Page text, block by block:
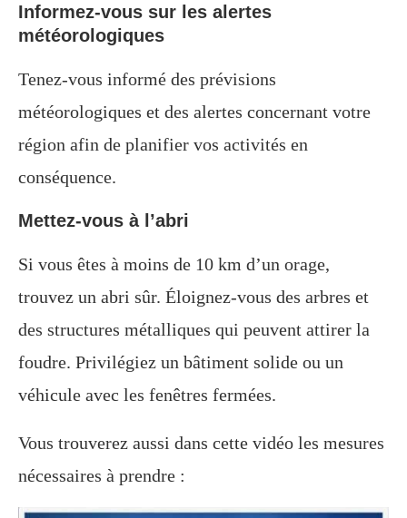
Informez-vous sur les alertes
météorologiques
Tenez-vous informé des prévisions
météorologiques et des alertes concernant votre
région afin de planifier vos activités en
conséquence.
Mettez-vous à l’abri
Si vous êtes à moins de 10 km d’un orage,
trouvez un abri sûr. Éloignez-vous des arbres et
des structures métalliques qui peuvent attirer la
foudre. Privilégiez un bâtiment solide ou un
véhicule avec les fenêtres fermées.
Vous trouverez aussi dans cette vidéo les mesures
nécessaires à prendre :